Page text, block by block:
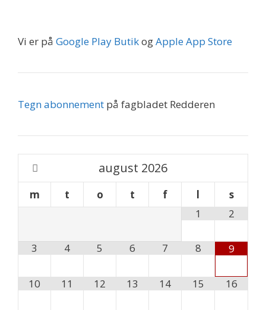
Vi er på Google Play ButikogApple App Store
Tegn abonnement på fagbladet Redderen
august 2026
m t o t f l
s
1
2
3 4 5 6 7 8 9
10 11 12 13 14 15 16